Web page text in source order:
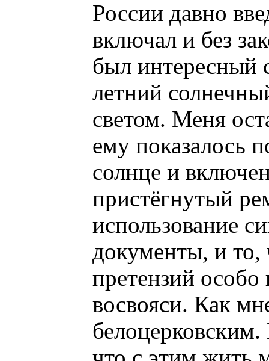
России давно
включал и без
был интересный
летний
светом. Меня
ему показалось
солнце и
пристёгнутый
использование
документы, и то,
претензий особо
восвояси. Как